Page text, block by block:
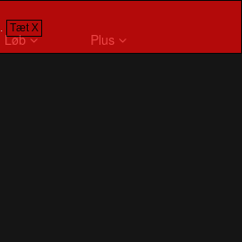
Tæt X
Løb Plus